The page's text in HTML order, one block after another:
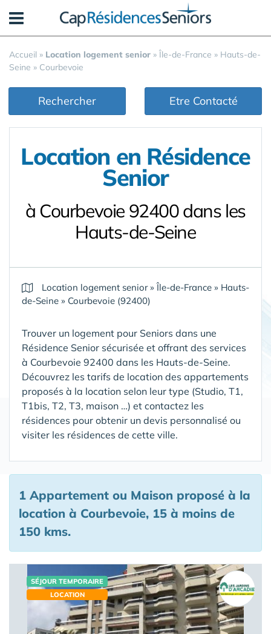
Accueil » Location logement senior » Île-de-France » Hauts-de-
Seine » Courbevoie
Rechercher Etre Contacté
Location en Résidence
Senior
à Courbevoie 92400 dans les
Hauts-de-Seine
Location logement senior»Île-de-France » Hauts-
de-Seine » Courbevoie (92400)
Trouver un logement pour Seniors dans une
Résidence Senior sécurisée et offrant des services
à Courbevoie 92400 dans les Hauts-de-Seine.
Découvrez les tarifs de location des appartements
proposés à la location selon leur type (Studio, T1,
T1bis, T2, T3, maison …) et contactez les
résidences pour obtenir un devis personnalisé ou
visiter les résidences de cette ville.
1 Appartement ou Maison proposé à la
location à Courbevoie, 15 à moins de
150 kms.
SÉJOUR TEMPORAIRE
LOCATION